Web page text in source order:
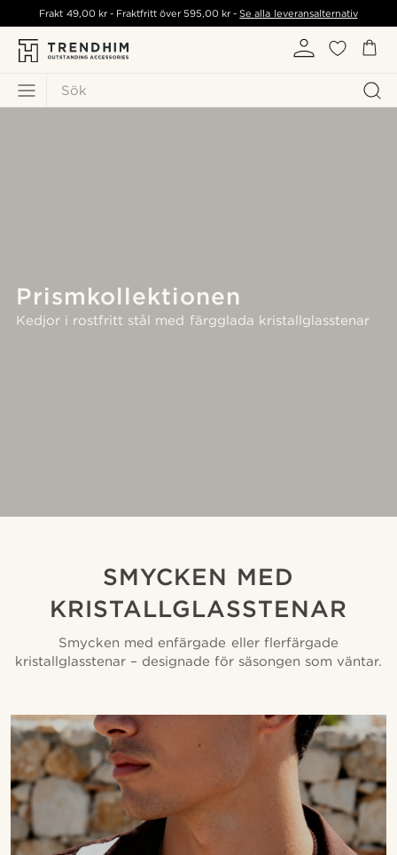
Sök
Frakt 49,00 kr- Fraktfritt över595,00 kr -Se alla leveransalternativ
Prismkollektionen
Kedjor i rostfritt stål med färgglada kristallglasstenar
SMYCKEN MED
KRISTALLGLASSTENAR
Smycken med enfärgade eller flerfärgade
kristallglasstenar – designade för säsongen som väntar.